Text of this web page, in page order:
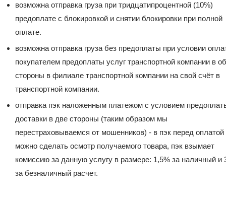
возможна отправка груза при тридцатипроцентной (10%)
предоплате с блокировкой и снятии блокировки при полной
оплате.
возможна отправка груза без предоплаты при условии
покупателем предоплаты услуг транспортной компании в
стороны в филиале транспортной компании на свой счёт в
транспортной компании.
отправка пэк наложенным платежом с условием
доставки в две стороны (таким образом мы
перестраховываемся от мошенников) - в пэк перед оплатой
можно сделать осмотр получаемого товара, пэк взымает
комиссию за данную услугу в размере: 1,5% за наличный и
за безналичный расчет.